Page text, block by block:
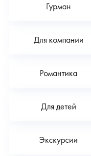
Гурман
Для компании
Романтика
Для детей
Экскурсии